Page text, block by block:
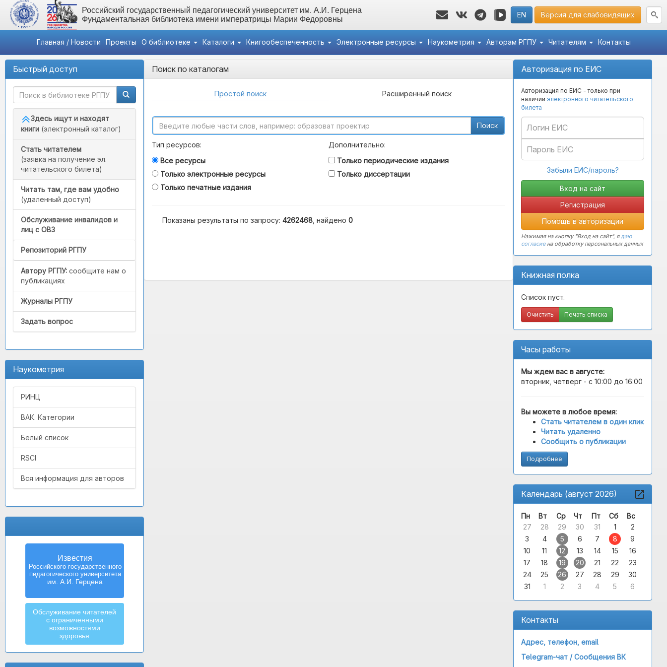
Российский государственный педагогический университет им. А.И. Герцена
Фундаментальная библиотека имени императрицы Марии Федоровны
EN Версия для слабовидящих
Главная / Новости Проекты О библиотеке Каталоги Книгообеспеченность Электронные ресурсы Наукометрия Авторам РГПУ Читателям Контакты
Быстрый доступ
Здесь ищут и находят
книги (электронный каталог)
Стать читателем
(заявка на получение эл.
читательского билета)
Читать там, где вам удобно
(удаленный доступ)
Обслуживание инвалидов и
лиц с ОВЗ
Репозиторий РГПУ
Автору РГПУ: сообщите нам о
публикациях
Журналы РГПУ
Задать вопрос
Наукометрия
РИНЦ
ВАК. Категории
Белый список
RSCI
Вся информация для авторов
Известия
Российского государственного
педагогического университета
им. А.И. Герцена
Обслуживание читателей
с ограниченными
возможностями
здоровья
Авторизация по ЕИС
Авторизация по ЕИС - только при
наличии электронного читательского
билета
Забыли ЕИС/пароль?
Регистрация
Помощь в авторизации
Нажимая на кнопку "Вход на сайт", ядаю
согласиена обработку персональных данных
Книжная полка
Список пуст.
Очистить Печать списка
Часы работы
Мы ждем вас в августе:
вторник, четверг - с 10:00 до 16:00
Вы можете в любое время:
Стать читателем в один клик
Читать удаленно
Сообщить о публикации
Подробнее
Календарь (август 2026)
Пн Вт Ср Чт Пт Сб
Вс
27
28 29 30 31 1
2
3
4 5 6 7 8
9
10
11 12 13 14 15
16
17
18 19 20 21 22
23
24
25 26 27 28 29
30
31
1 2 3 4 5 6
Контакты
Адрес, телефон, email
Telegram-чат /Сообщения ВК
Поиск по каталогам
Простой поиск Расширенный поиск
Поиск
Тип ресурсов:
Все ресурсы
Только электронные ресурсы
Только печатные издания
Дополнительно:
Только периодические издания
Только диссертации
Показаны результаты по запросу: 4262468 , найдено 0